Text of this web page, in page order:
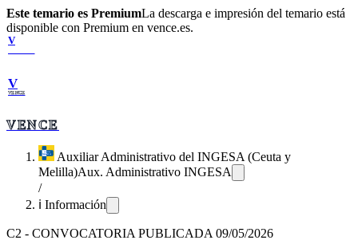
Este temario es PremiumLa descarga e impresión del temario está
disponible con Premium en vence.es.
V
V
VENCE
VENCE
Auxiliar Administrativo del INGESA (Ceuta y
Melilla)Aux. Administrativo INGESA
/
ℹ️ Información
C2 - CONVOCATORIA PUBLICADA 09/05/2026